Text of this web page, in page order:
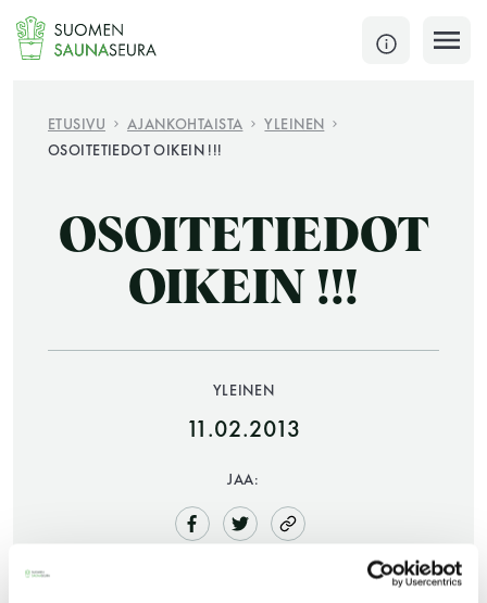
Siirry
sisältöön
SULJE
KATSO TARKEMMAT AUKIOLOAJAT
HAE
ETUSIVU AJANKOHTAISTA
YLEINEN
OSOITETIEDOT OIKEIN !!!
OSOITETIEDOT
OIKEIN !!!
YLEINEN
11.02.2013
JAA: